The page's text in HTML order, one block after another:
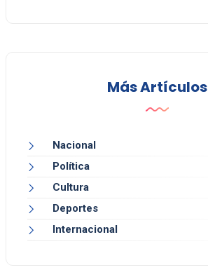
Más Artículos
Nacional
Política
Cultura
Deportes
Internacional